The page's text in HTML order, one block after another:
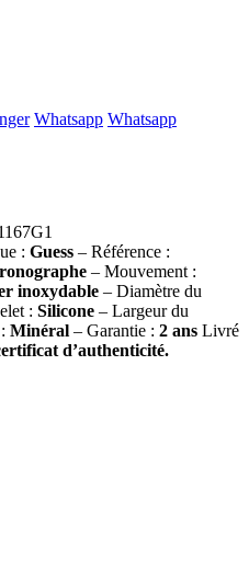
Whatsapp Whatsapp
: Guess – Référence :
– Mouvement :
inoxydable – Diamètre du
: Silicone – Largeur du
Minéral – Garantie : 2 ans Livré
d’authenticité.